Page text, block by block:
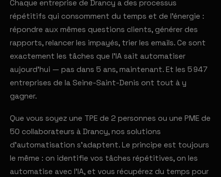
Chaque entreprise de Drancy a des processus
répétitifs qui consomment du temps et de l'énergie :
répondre aux mêmes questions clients, générer des
rapports, relancer les impayés, trier les emails. Ce sont
exactement les tâches que l'IA sait automatiser
aujourd'hui — pas dans 5 ans, maintenant. Et les 5 947
entreprises de la Seine-Saint-Denis ont tout à y
gagner.
Que vous soyez une TPE de 2 personnes ou une PME de
50 collaborateurs à Drancy, nos solutions
d'automatisation s'adaptent. Le principe est toujours
le même : on identifie vos tâches répétitives, on les
automatise avec l'IA, et vous récupérez du temps pour